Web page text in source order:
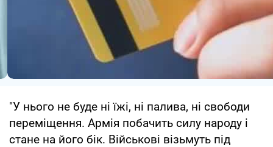
"У нього не буде ні їжі, ні палива, ні свободи
переміщення. Армія побачить силу народу і
стане на його бік. Військові візьмуть під